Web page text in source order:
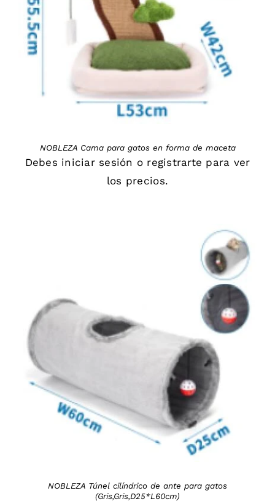
DETAILS
NOBLEZA Cama para gatos en forma de maceta
Debes iniciar sesión o registrarte para ver
los precios.
NOBLEZA Túnel cilíndrico de ante para gatos
(Gris,Gris,D25*L60cm)